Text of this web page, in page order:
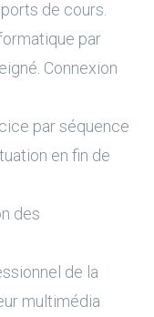
de cours.
par
Connexion
par séquence
en fin de
des
de la
multimédia